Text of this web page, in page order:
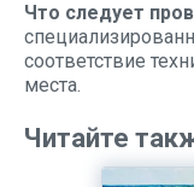
Что следует
соответствие
места.
Читайте